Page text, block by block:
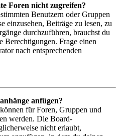
Foren nicht zugreifen?
Benutzern oder Gruppen
einzusehen, Beiträge zu lesen, zu
durchzuführen, brauchst du
Berechtigungen. Frage einen
nach entsprechenden
anfügen?
für Foren, Gruppen und
werden. Die Board-
nicht erlaubt,